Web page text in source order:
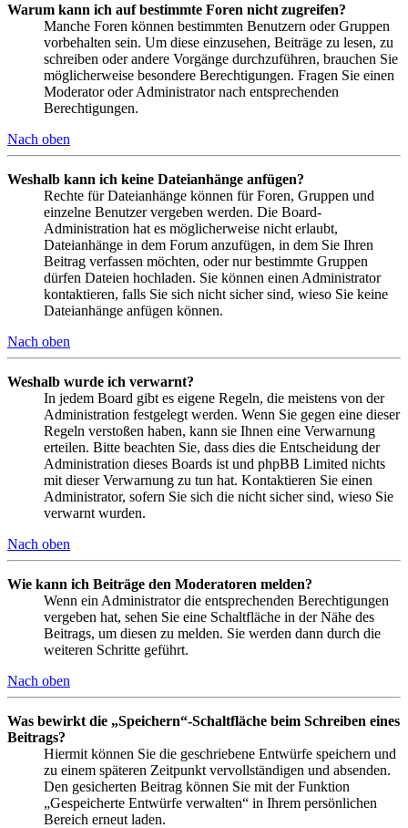
Warum kann ich auf bestimmte Foren nicht zugreifen?
Manche Foren können bestimmten Benutzern oder Gruppen
vorbehalten sein. Um diese einzusehen, Beiträge zu lesen, zu
schreiben oder andere Vorgänge durchzuführen, brauchen Sie
möglicherweise besondere Berechtigungen. Fragen Sie einen
Moderator oder Administrator nach entsprechenden
Berechtigungen.
Nach oben
Weshalb kann ich keine Dateianhänge anfügen?
Rechte für Dateianhänge können für Foren, Gruppen und
einzelne Benutzer vergeben werden. Die Board-
Administration hat es möglicherweise nicht erlaubt,
Dateianhänge in dem Forum anzufügen, in dem Sie Ihren
Beitrag verfassen möchten, oder nur bestimmte Gruppen
dürfen Dateien hochladen. Sie können einen Administrator
kontaktieren, falls Sie sich nicht sicher sind, wieso Sie keine
Dateianhänge anfügen können.
Nach oben
Weshalb wurde ich verwarnt?
In jedem Board gibt es eigene Regeln, die meistens von der
Administration festgelegt werden. Wenn Sie gegen eine dieser
Regeln verstoßen haben, kann sie Ihnen eine Verwarnung
erteilen. Bitte beachten Sie, dass dies die Entscheidung der
Administration dieses Boards ist und phpBB Limited nichts
mit dieser Verwarnung zu tun hat. Kontaktieren Sie einen
Administrator, sofern Sie sich die nicht sicher sind, wieso Sie
verwarnt wurden.
Nach oben
Wie kann ich Beiträge den Moderatoren melden?
Wenn ein Administrator die entsprechenden Berechtigungen
vergeben hat, sehen Sie eine Schaltfläche in der Nähe des
Beitrags, um diesen zu melden. Sie werden dann durch die
weiteren Schritte geführt.
Nach oben
Was bewirkt die „Speichern“-Schaltfläche beim Schreiben eines
Beitrags?
Hiermit können Sie die geschriebene Entwürfe speichern und
zu einem späteren Zeitpunkt vervollständigen und absenden.
Den gesicherten Beitrag können Sie mit der Funktion
„Gespeicherte Entwürfe verwalten“ in Ihrem persönlichen
Bereich erneut laden.